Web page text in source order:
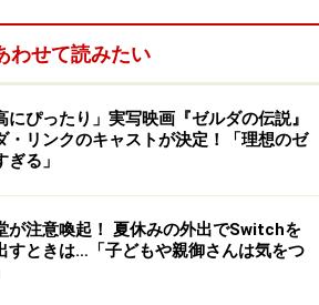
わせて読みたい
にぴったり」実写映画『ゼルダの伝説』
・リンクのキャストが決定！「理想のゼ
ぎる」
が注意喚起！ 夏休みの外出でSwitchを
すときは…「子どもや親御さんは気をつ